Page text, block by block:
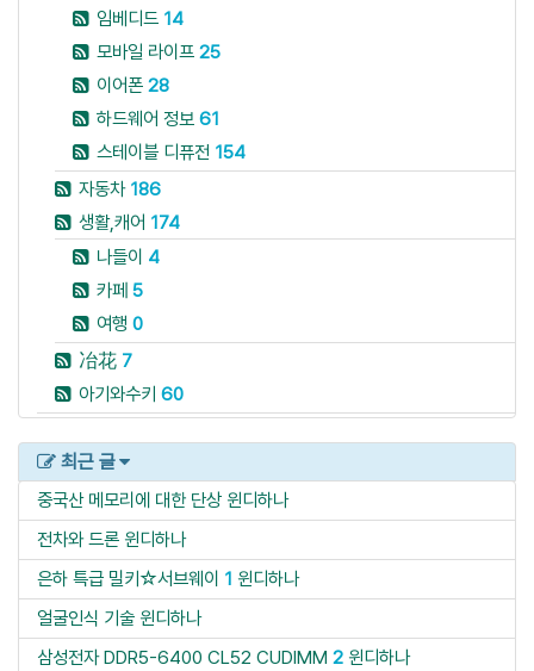
임베디드 14
모바일 라이프 25
이어폰 28
하드웨어 정보 61
스테이블 디퓨전 154
자동차 186
생활,캐어 174
나들이 4
카페 5
여행 0
冶花 7
아기와수키 60
최근 글
중국산 메모리에 대한 단상 윈디하나
전차와 드론 윈디하나
은하 특급 밀키☆서브웨이 1 윈디하나
얼굴인식 기술 윈디하나
삼성전자 DDR5-6400 CL52 CUDIMM 2 윈디하나